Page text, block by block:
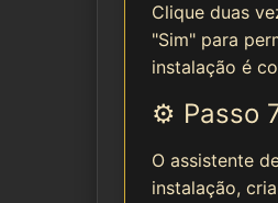
Clique duas
"Sim" para
instalação é
⚙️ Passo
O assistente
instalação,